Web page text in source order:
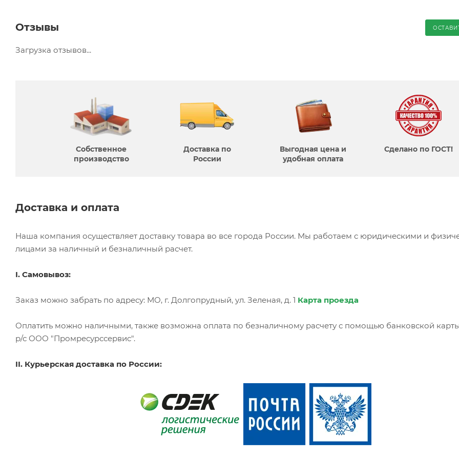
Отзывы
Загрузка отзывов...
Собственное
производcтво
Доставка по
России
Выгодная цена и
удобная оплата
Сделано по ГОСТ!
Доставка и оплата
Наша компания осуществляет доставку товара во все города России. Мы работаем с юридическими и
лицами за наличный и безналичный расчет.
I. Самовывоз:
Заказ можно забрать по адресу: МО, г. Долгопрудный, ул. Зеленая, д. 1 Карта проезда
Оплатить можно наличными, также возможна оплата по безналичному расчету с помощью банковской
р/с ООО "Промресурссервис".
II. Курьерская доставка по России: